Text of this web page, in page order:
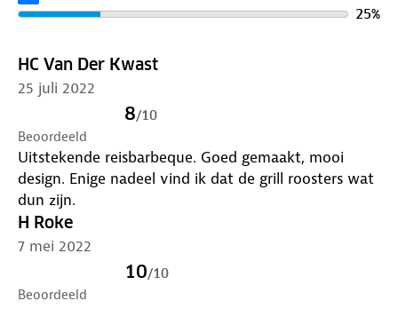
25%
HC Van Der Kwast
25 juli 2022
8/10
Beoordeeld
Uitstekende reisbarbeque. Goed gemaakt, mooi
design. Enige nadeel vind ik dat de grill roosters wat
dun zijn.
H Roke
7 mei 2022
10/10
Beoordeeld